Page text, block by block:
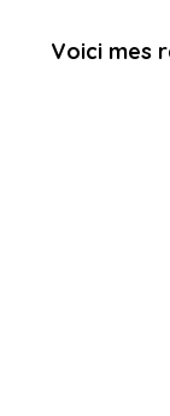
Voici mes